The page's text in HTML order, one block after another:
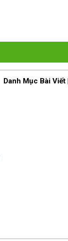
Danh Mục Bài Viết